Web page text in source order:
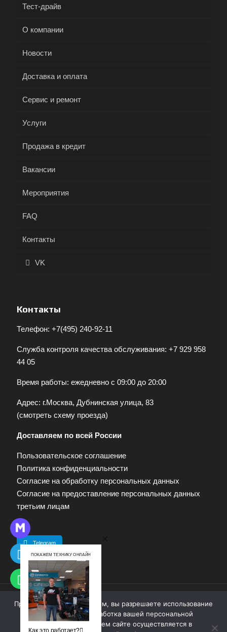
Тест-драйв
О компании
Новости
Доставка и оплата
Сервис и ремонт
Услуги
Продажа в кредит
Вакансии
Мероприятия
FAQ
Контакты
VK
Контакты
Телефон: +7(495) 240-92-11
Служба контроля качества обслуживания: +7 929 958
44 05
Время работы: ежедневно с 09:00 до 20:00
Адрес: г.Москва, Дубнинская улица, 83
(смотреть схему проезда)
Доставляем по всей России
Пользовательское соглашение
Политика конфиденциальности
Согласие на обработку персональных данных
Согласие на предоставление персональных данных
третьим лицам
Telegram
© 2009—2025. Квадропарк. Все права защищены.
Материалы, размещенные на сайте, не являются
Продолжая работу с сайтом, вы разрешаете использование
cookie-файлов. Обработка вашей персональной
информации на нашем сайте осуществляется в
ПОКАЖЕМ ТЕХНИКУ ОНЛАЙН
Как это работает?